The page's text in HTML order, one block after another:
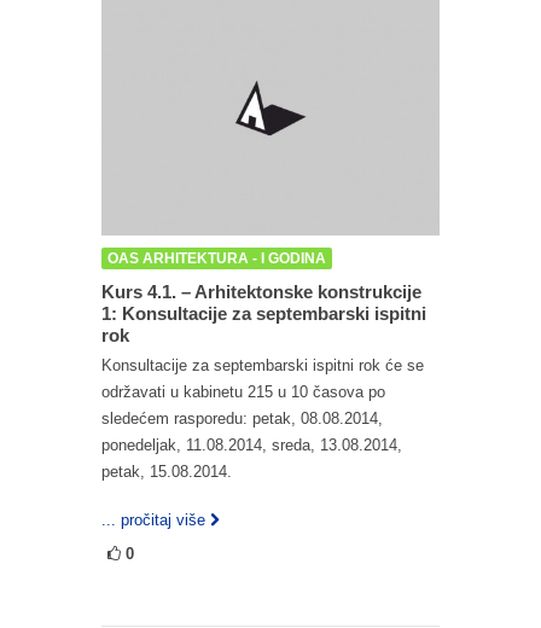
OAS ARHITEKTURA - I GODINA
Kurs 4.1. – Arhitektonske konstrukcije
1: Konsultacije za septembarski ispitni
rok
Konsultacije za septembarski ispitni rok će se
održavati u kabinetu 215 u 10 časova po
sledećem rasporedu: petak, 08.08.2014,
ponedeljak, 11.08.2014, sreda, 13.08.2014,
petak, 15.08.2014.
... pročitaj više
0